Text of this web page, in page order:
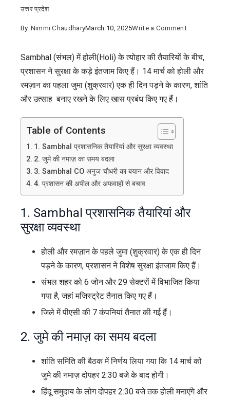
उत्तर प्रदेश
By Nimmi ChaudharyMarch 10, 2025Write a Commenton
(संभल)
में
होली
Sambhal (संभल) में होली(Holi) के त्योहार की तैयारियों के बीच,
प्रशासन ने सुरक्षा के कड़े इंतजाम किए हैं। 14 मार्च को होली और
रमज़ान का पहला जुमा (शुक्रवार) एक ही दिन पड़ने के कारण, शांति
और उत्साह बनाए रखने के लिए खास प्रबंध किए गए हैं।
Table of Contents
1. Sambhal प्रशासनिक तैयारियां और सुरक्षा व्यवस्था
2. जुमे की नमाज़ का समय बदला
3. Sambhal CO अनुज चौधरी का बयान और विवाद
4. प्रशासन की अपील और अफवाहों से बचाव
1. Sambhalप्रशासनिक तैयारियां और
सुरक्षा व्यवस्था
होली और रमज़ान के पहले जुमा (शुक्रवार) के एक ही दिन
पड़ने के कारण, प्रशासन ने विशेष सुरक्षा इंतजाम किए हैं।
संभल शहर को 6 जोन और 29 सेक्टरों में विभाजित किया
गया है, जहां मजिस्ट्रेट तैनात किए गए हैं।
जिले में पीएसी की 7 कंपनियां तैनात की गई हैं।
2. जुमे की नमाज़ का समय बदला
शांति समिति की बैठक में निर्णय लिया गया कि 14 मार्च को
जुमे की नमाज़ दोपहर 2:30 बजे के बाद होगी।
हिंदू समुदाय के लोग दोपहर 2:30 बजे तक होली मनाएंगे और